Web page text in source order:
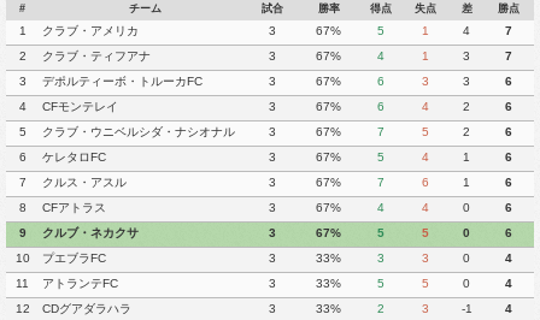
# チーム 試合 勝率 得点 失点 差 勝点
1 クラブ・アメリカ 3 67% 5 1 4
7
2
クラブ・ティフアナ 3 67% 4 1 3
7
3
デポルティーボ・トルーカFC 3 67% 6 3 3
6
4
CFモンテレイ 3 67% 6 4 2
6
5
クラブ・ウニベルシダ・ナシオナル 3 67% 7 5 2
6
6
ケレタロFC 3 67% 5 4 1
6
7
クルス・アスル 3 67% 7 6 1
6
8
CFアトラス 3 67% 4 4 0
6
9
クルブ・ネカクサ 3 67% 5 5 0
6
10
プエブラFC 3 33% 3 3 0
4
11
アトランテFC 3 33% 5 5 0
4
12
CDグアダラハラ 3 33% 2 3 -1
4